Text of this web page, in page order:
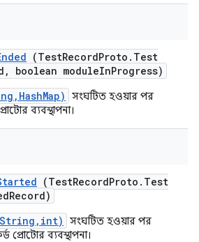
(TestRecordProto . Test
, boolean moduleInProgress)
সংঘটিত হওয়ার পর
ব্যবস্থাপনা।
(TestRecordProto . Test
Record)
সংঘটিত হওয়ার পর
প্রোটোর ব্যবস্থাপনা।